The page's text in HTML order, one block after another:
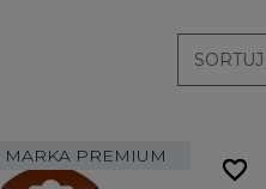
SORTUJ
MARKA PREMIUM favorite_border
favorite_border